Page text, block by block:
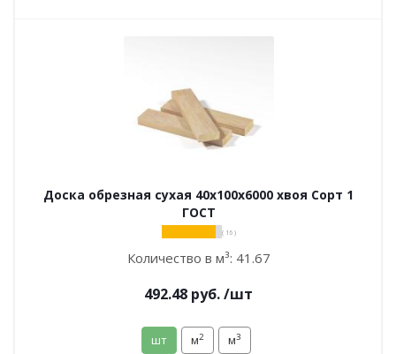
Доска обрезная сухая 40х100х6000 хвоя Сорт 1
ГОСТ
( 16 )
Количество в м³: 41.67
492.48 руб./шт
шт м2 м3